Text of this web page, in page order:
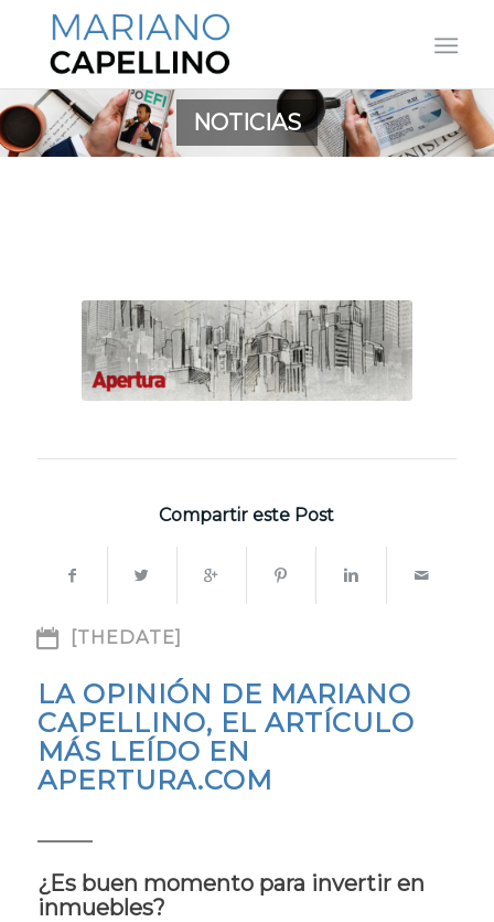
NOTICIAS
Compartir este Post
[THEDATE]
LA OPINIÓN DE MARIANO
CAPELLINO, EL ARTÍCULO
MÁS LEÍDO EN
APERTURA.COM
¿Es buen momento para invertir en
inmuebles?